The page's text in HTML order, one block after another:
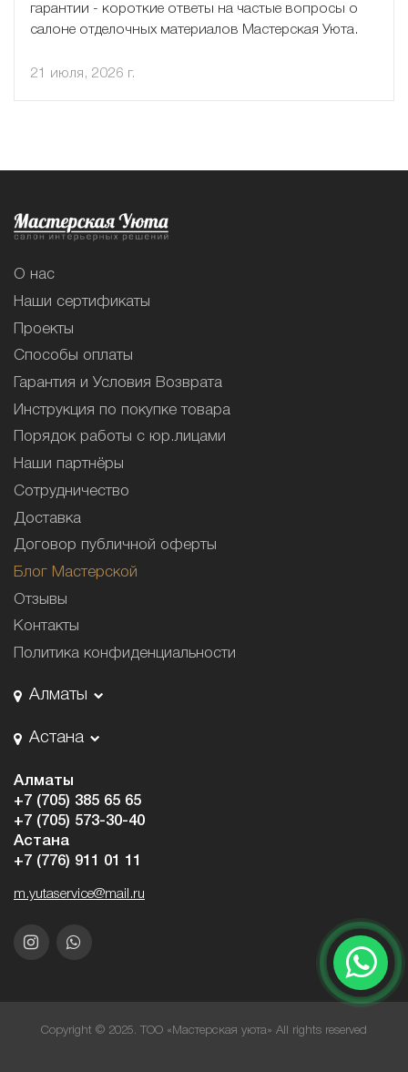
гарантии - короткие ответы на частые вопросы о
салоне отделочных материалов Мастерская Уюта.
21 июля, 2026 г.
О нас
Наши сертификаты
Проекты
Способы оплаты
Гарантия и Условия Возврата
Инструкция по покупке товара
Порядок работы с юр.лицами
Наши партнёры
Сотрудничество
Доставка
Договор публичной оферты
Блог Мастерской
Отзывы
Контакты
Политика конфиденциальности
Алматы
Астана
Алматы
+7 (705) 385 65 65
+7 (705) 573-30-40
Астана
+7 (776) 911 01 11
m.yutaservice@mail.ru
Copyright © 2025. ТОО «Мастерская уюта» All rights reserved